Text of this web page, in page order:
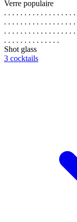
Verre populaire
. . . . . . . . . . . . . . . . .
. . . . . . . . . . . . . . . . .
. . . . . . . . . . . . . . . . .
. . . . . . . . . . . . . .
Shot glass
3 cocktails